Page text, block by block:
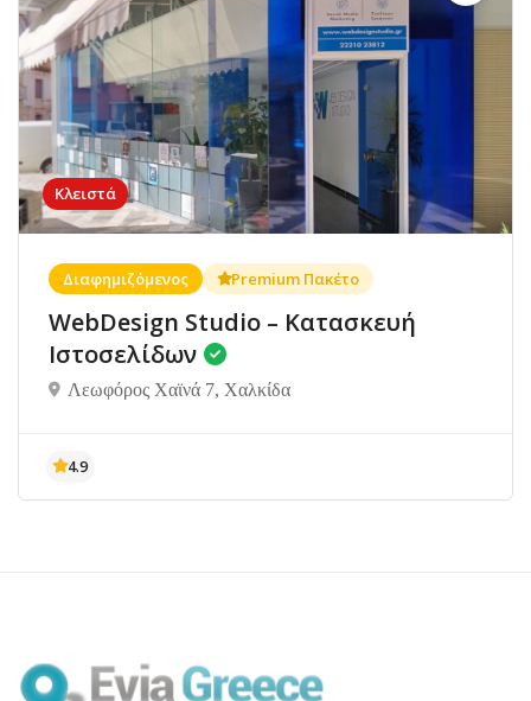
Κλειστά
Διαφημιζόμενος Premium Πακέτο
WebDesign Studio – Κατασκευή
Ιστοσελίδων
Λεωφόρος Χαϊνά 7, Χαλκίδα